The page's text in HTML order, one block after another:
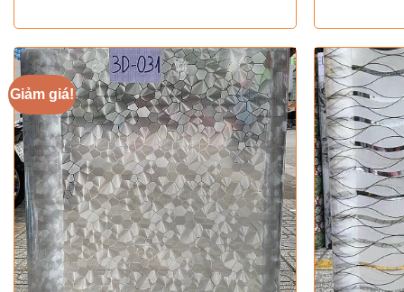
Giảm giá!